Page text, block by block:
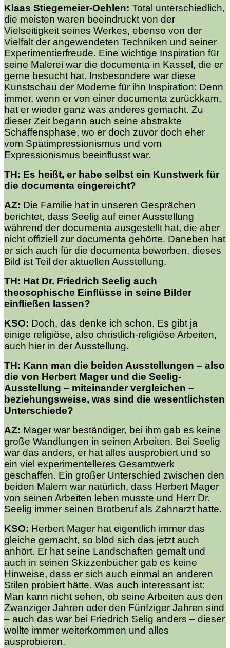
Klaas Stiegemeier-Oehlen: Total unterschiedlich,
die meisten waren beeindruckt von der
Vielseitigkeit seines Werkes, ebenso von der
Vielfalt der angewendeten Techniken und seiner
Experimentierfreude. Eine wichtige Inspiration für
seine Malerei war die documenta in Kassel, die er
gerne besucht hat. Insbesondere war diese
Kunstschau der Moderne für ihn Inspiration: Denn
immer, wenn er von einer documenta zurückkam,
hat er wieder ganz was anderes gemacht. Zu
dieser Zeit begann auch seine abstrakte
Schaffensphase, wo er doch zuvor doch eher
vom Spätimpressionismus und vom
Expressionismus beeinflusst war.
TH: Es heißt, er habe selbst ein Kunstwerk für
die documenta eingereicht?
AZ: Die Familie hat in unseren Gesprächen
berichtet, dass Seelig auf einer Ausstellung
während der documenta ausgestellt hat, die aber
nicht offiziell zur documenta gehörte. Daneben hat
er sich auch für die documenta beworben, dieses
Bild ist Teil der aktuellen Ausstellung.
TH: Hat Dr. Friedrich Seelig auch
theosophische Einflüsse in seine Bilder
einfließen lassen?
KSO: Doch, das denke ich schon. Es gibt ja
einige religiöse, also christlich-religiöse Arbeiten,
auch hier in der Ausstellung.
TH: Kann man die beiden Ausstellungen – also
die von Herbert Mager und die Seelig-
Ausstellung – miteinander vergleichen –
beziehungsweise, was sind die wesentlichsten
Unterschiede?
AZ: Mager war beständiger, bei ihm gab es keine
große Wandlungen in seinen Arbeiten. Bei Seelig
war das anders, er hat alles ausprobiert und so
ein viel experimentelleres Gesamtwerk
geschaffen. Ein großer Unterschied zwischen den
beiden Malern war natürlich, dass Herbert Mager
von seinen Arbeiten leben musste und Herr Dr.
Seelig immer seinen Brotberuf als Zahnarzt hatte.
KSO: Herbert Mager hat eigentlich immer das
gleiche gemacht, so blöd sich das jetzt auch
anhört. Er hat seine Landschaften gemalt und
auch in seinen Skizzenbücher gab es keine
Hinweise, dass er sich auch einmal an anderen
Stilen probiert hätte. Was auch interessant ist:
Man kann nicht sehen, ob seine Arbeiten aus den
Zwanziger Jahren oder den Fünfziger Jahren sind
– auch das war bei Friedrich Selig anders – dieser
wollte immer weiterkommen und alles
ausprobieren.